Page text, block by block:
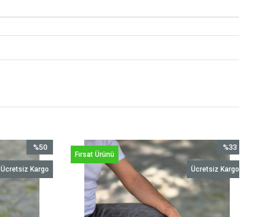
%50
İndirim
%50İndirim
Ücretsiz Kargo
%33
İndirim
%33İndirim
Ücretsiz Kargo
Fırsat Ürünü